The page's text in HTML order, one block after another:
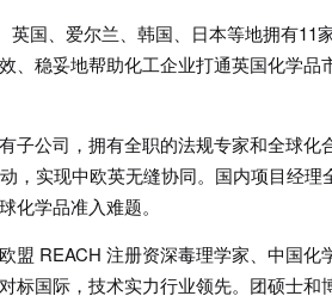
英国、爱尔兰、韩国、日本等地拥有11
、稳妥地帮助化工企业打通英国化学品
子公司，拥有全职的法规专家和全球化
，实现中欧英无缝协同。国内项目经理
学品准入难题。
盟 REACH 注册资深毒理学家、中国化
标国际，技术实力行业领先。团硕士和